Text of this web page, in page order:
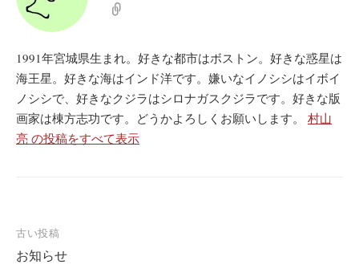
1991年宮城県生まれ。好きな都市はボストン。好きな惑星は
海王星。好きな海はインド洋です。嫌いなイノシシはイボイ
ノシシで、好きなクジラはシロナガスクジラです。好きな版
画家は棟方志功です。どうかよろしくお願いします。 村山
亮 の投稿をすべて表示
投
稿
古い投稿
お知らせ